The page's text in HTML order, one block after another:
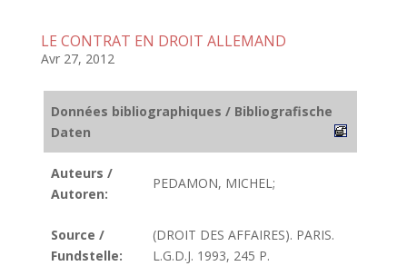
LE CONTRAT EN DROIT ALLEMAND
Avr 27, 2012
Données bibliographiques / Bibliografische
Daten
Auteurs /
Autoren:
PEDAMON, MICHEL;
Source /
Fundstelle:
(DROIT DES AFFAIRES). PARIS.
L.G.D.J. 1993, 245 P.